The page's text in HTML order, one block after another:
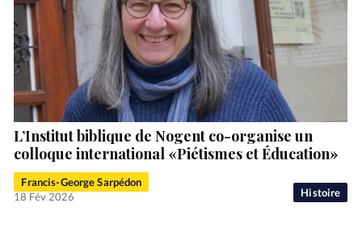
Histoire
L’Institut biblique de Nogent co-organise un
colloque international «Piétismes et Éducation»
Francis-George Sarpédon
18 Fév 2026